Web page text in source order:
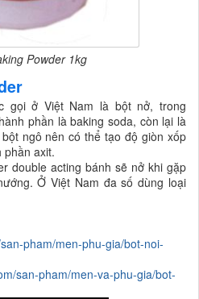
Powder 1kg
gọi ở Việt Nam là bột nở, trong
phần là baking soda, còn lại là
ngô nên có thể tạo độ giòn xốp
phần axit.
double acting bánh sẽ nở khi gặp
Ở Việt Nam đa số dùng loại
pham/men-phu-gia/bot-noi-
san-pham/men-va-phu-gia/bot-